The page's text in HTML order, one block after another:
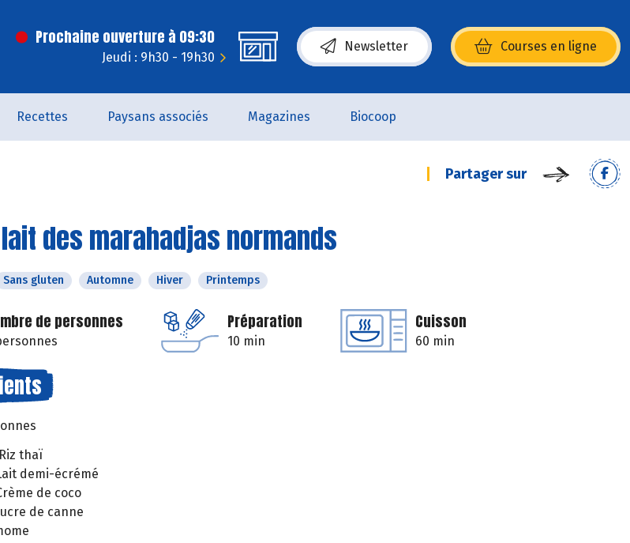
Prochaine ouverture à 09:30
Jeudi : 9h30 - 19h30
Newsletter Courses en ligne
(s’ouvre dans une nouvelle fenêtre)
Recettes Paysans associés Magazines Biocoop
Partager sur
des marahadjas normands
Sans gluten Automne Hiver Printemps
de personnes Préparation
10 min
Cuisson
60 min
thaï
demi-écrémé
de coco
de canne